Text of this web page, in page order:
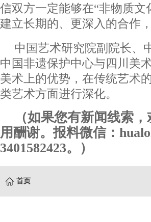
信双方一定能够在“非物质
建立长期的、更深入的合作
中国艺术研究院副院长、
中国非遗保护中心与四川美
美术上的优势，在传统艺术
类艺术方面进行深化。
（如果您有新闻线索
用酬谢。报料微信：
3401582423。）
首页